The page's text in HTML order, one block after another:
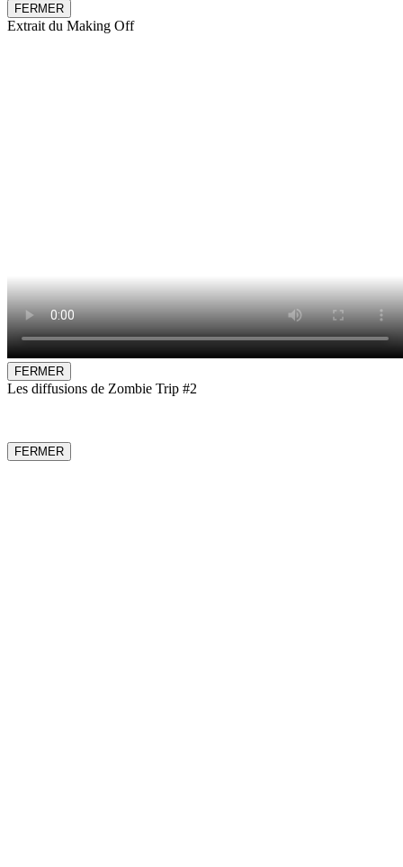
FERMER
Extrait du Making Off
FERMER
Les diffusions de Zombie Trip #2
FERMER